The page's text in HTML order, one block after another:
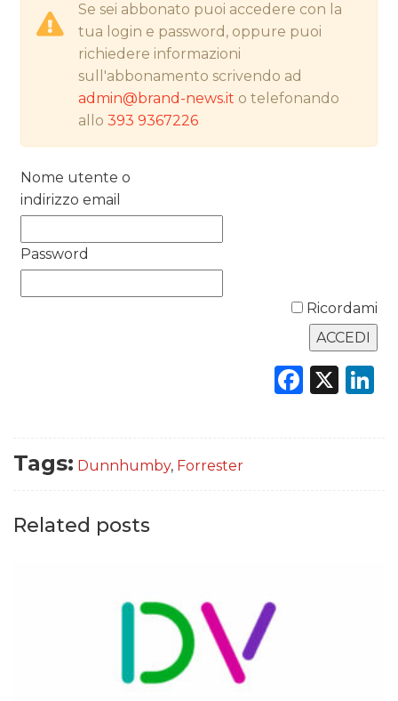
RICERCHE
NORMATIVE
TREND
CASE HISTORY
Se sei abbonato puoi accedere con la
tua login e password, oppure puoi
richiedere informazioni
sull'abbonamento scrivendo ad
admin@brand-news.it o telefonando
allo393 9367226
Nome utente o
indirizzo email
Password
Ricordami
X
Tags: Dunnhumby, Forrester
Related posts